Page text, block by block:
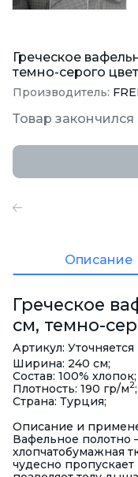
Греческое
темно-серого
Производитель:
Товар закончился
Описание
Греческое
см, темно-
Артикул: Уточняется
Ширина: 240 см;
Состав: 100% хлопок;
Плотность: 190 гр/м2;
Страна: Турция;
Описание и
Вафельное полотно
хлопчатобумажная
чудесно